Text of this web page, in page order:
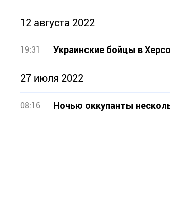
12 августа 2022
19:31 Украинские бойцы в
27 июля 2022
08:16 Ночью оккупанты